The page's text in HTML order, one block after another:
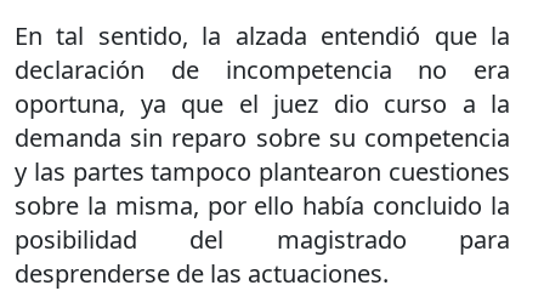
En tal sentido, la alzada entendió que la
declaración de incompetencia no era
oportuna, ya que el juez dio curso a la
demanda sin reparo sobre su competencia
y las partes tampoco plantearon cuestiones
sobre la misma, por ello había concluido la
posibilidad del magistrado para
desprenderse de las actuaciones.